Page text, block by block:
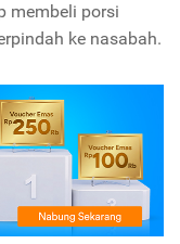
membeli porsi
ke nasabah.